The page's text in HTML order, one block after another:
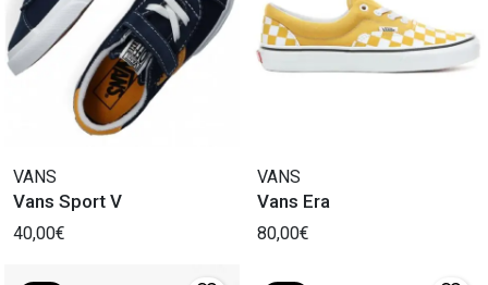
VANS
Vans Sport V
40,00€
VANS
Vans Era
80,00€